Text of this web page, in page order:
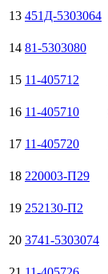
13 451Д-5303064
14 81-5303080
15 11-405712
16 11-405710
17 11-405720
18 220003-П29
19 252130-П2
20 3741-5303074